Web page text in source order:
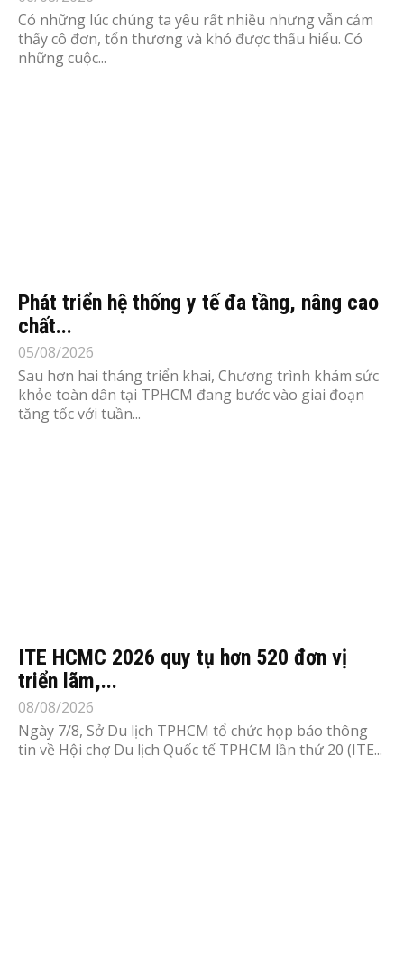
Có những lúc chúng ta yêu rất nhiều nhưng vẫn cảm
thấy cô đơn, tổn thương và khó được thấu hiểu. Có
những cuộc...
Phát triển hệ thống y tế đa tầng, nâng cao
chất...
05/08/2026
Sau hơn hai tháng triển khai, Chương trình khám sức
khỏe toàn dân tại TPHCM đang bước vào giai đoạn
tăng tốc với tuần...
ITE HCMC 2026 quy tụ hơn 520 đơn vị
triển lãm,...
08/08/2026
Ngày 7/8, Sở Du lịch TPHCM tổ chức họp báo thông
tin về Hội chợ Du lịch Quốc tế TPHCM lần thứ 20 (ITE...